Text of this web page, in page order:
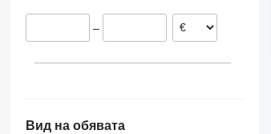
–
Вид на обявата